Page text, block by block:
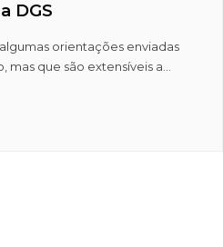
DGS
orientações enviadas
mas que são extensíveis a...